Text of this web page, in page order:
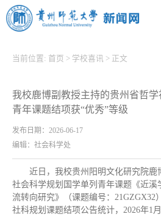
当前位置: 首页 > 学校喜讯 > 正文
我校鹿博副教授主持的贵州省哲学
青年课题结项获“优秀”等级
发布日期：2026-06-17
编辑：社会科学处
近日，我校贵州阳明文化研究院
社会科学规划国学单列青年课题《近溪
流转向研究》（课题编号：21GZGX32
社科规划课题结项公告统计，2026年1